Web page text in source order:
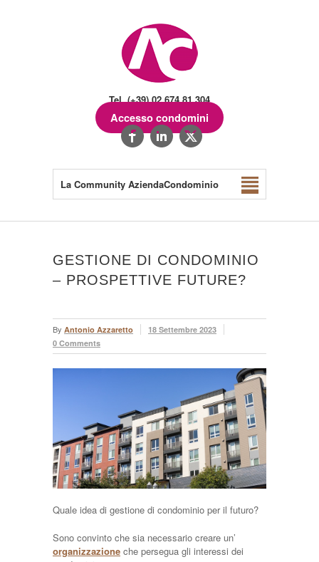
Tel. (+39) 02.674.81.304
Accesso condomini
La Community AziendaCondominio
GESTIONE DI CONDOMINIO
– PROSPETTIVE FUTURE?
By Antonio Azzaretto
18 Settembre 2023
0 Comments
Quale idea di gestione di condominio per il futuro?
Sono convinto che sia necessario creare un’
organizzazione che persegua gli interessi dei